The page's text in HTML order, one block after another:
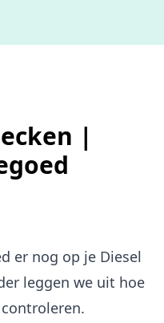
|
er nog op je Diesel
leggen we uit hoe